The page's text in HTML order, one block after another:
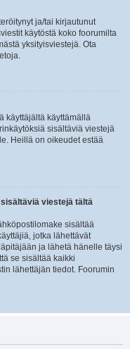
ja/tai kirjautunut
käytöstä koko foorumilta
yksityisviestejä. Ota
käyttäjältä käyttämällä
sisältäviä viestejä
Heillä on oikeudet estää
viestejä tältä
sisältää
jotka lähettävät
ja lähetä hänelle täysi
se sisältää kaikki
lähettäjän tiedot. Foorumin